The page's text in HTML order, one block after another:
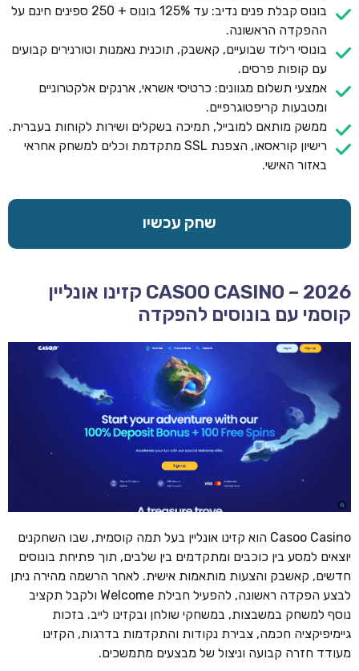
בונוס קבלת פנים נדיב: עד 125% בונוס + 250 ספינים חינם על
ההפקדה הראשונה.
בונוסי רילוד שבועיים, קאשבק, תוכנית נאמנות וטורנירים קבועים
עם קופות פרסים.
אמצעי תשלום מגוונים: כרטיסי אשראי, ארנקים אלקטרוניים
ומטבעות קריפטוגרפיים.
ממשק מותאם למובייל, תמיכה בשקלים ושירות לקוחות בעברית.
רישיון קוראסאו, הצפנת SSL מתקדמת וכלים למשחק אחראי
באזור האישי.
שחק עכשיו
CASOO CASINO – 2026 קזינו אונליין
קוסמי עם בונוסים להפקדה
Casoo Casino הוא קזינו אונליין בעל תמה קוסמית, שבו השחקנים
יוצאים למסע בין כוכבים ומתקדמים בין שלבים, תוך פתיחת בונוסים
חדשים, קאשבק והצעות מותאמות אישית. לאחר הרשמה מהירה ניתן
לבצע הפקדה ראשונה, להפעיל חבילת Welcome ולקבל תקציב
נוסף למשחק במשבצות, במשחקי שולחן ובקזינו לייב. בזכות
גיימיפיקציה חכמה, צבירת נקודות והתקדמות בדרגות, הקזינו
מעודד חזרה קבועה וניצול של מבצעים מתמשכים.